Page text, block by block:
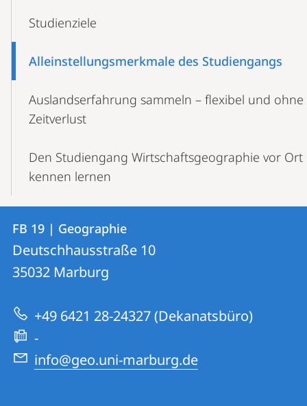
Studienziele
Alleinstellungsmerkmale des Studiengangs
Auslandserfahrung sammeln – flexibel und ohne
Zeitverlust
Den Studiengang Wirtschaftsgeographie vor Ort
kennen lernen
Kontakt
und
Informationen
zur
Website
Kontaktinformationen
FB
19
|
Geographie
FB 19 | Geographie
Deutschhausstraße 10
35032 Marburg
+49 6421 28-24327 (Dekanatsbüro)
-
info@geo.uni-marburg.de